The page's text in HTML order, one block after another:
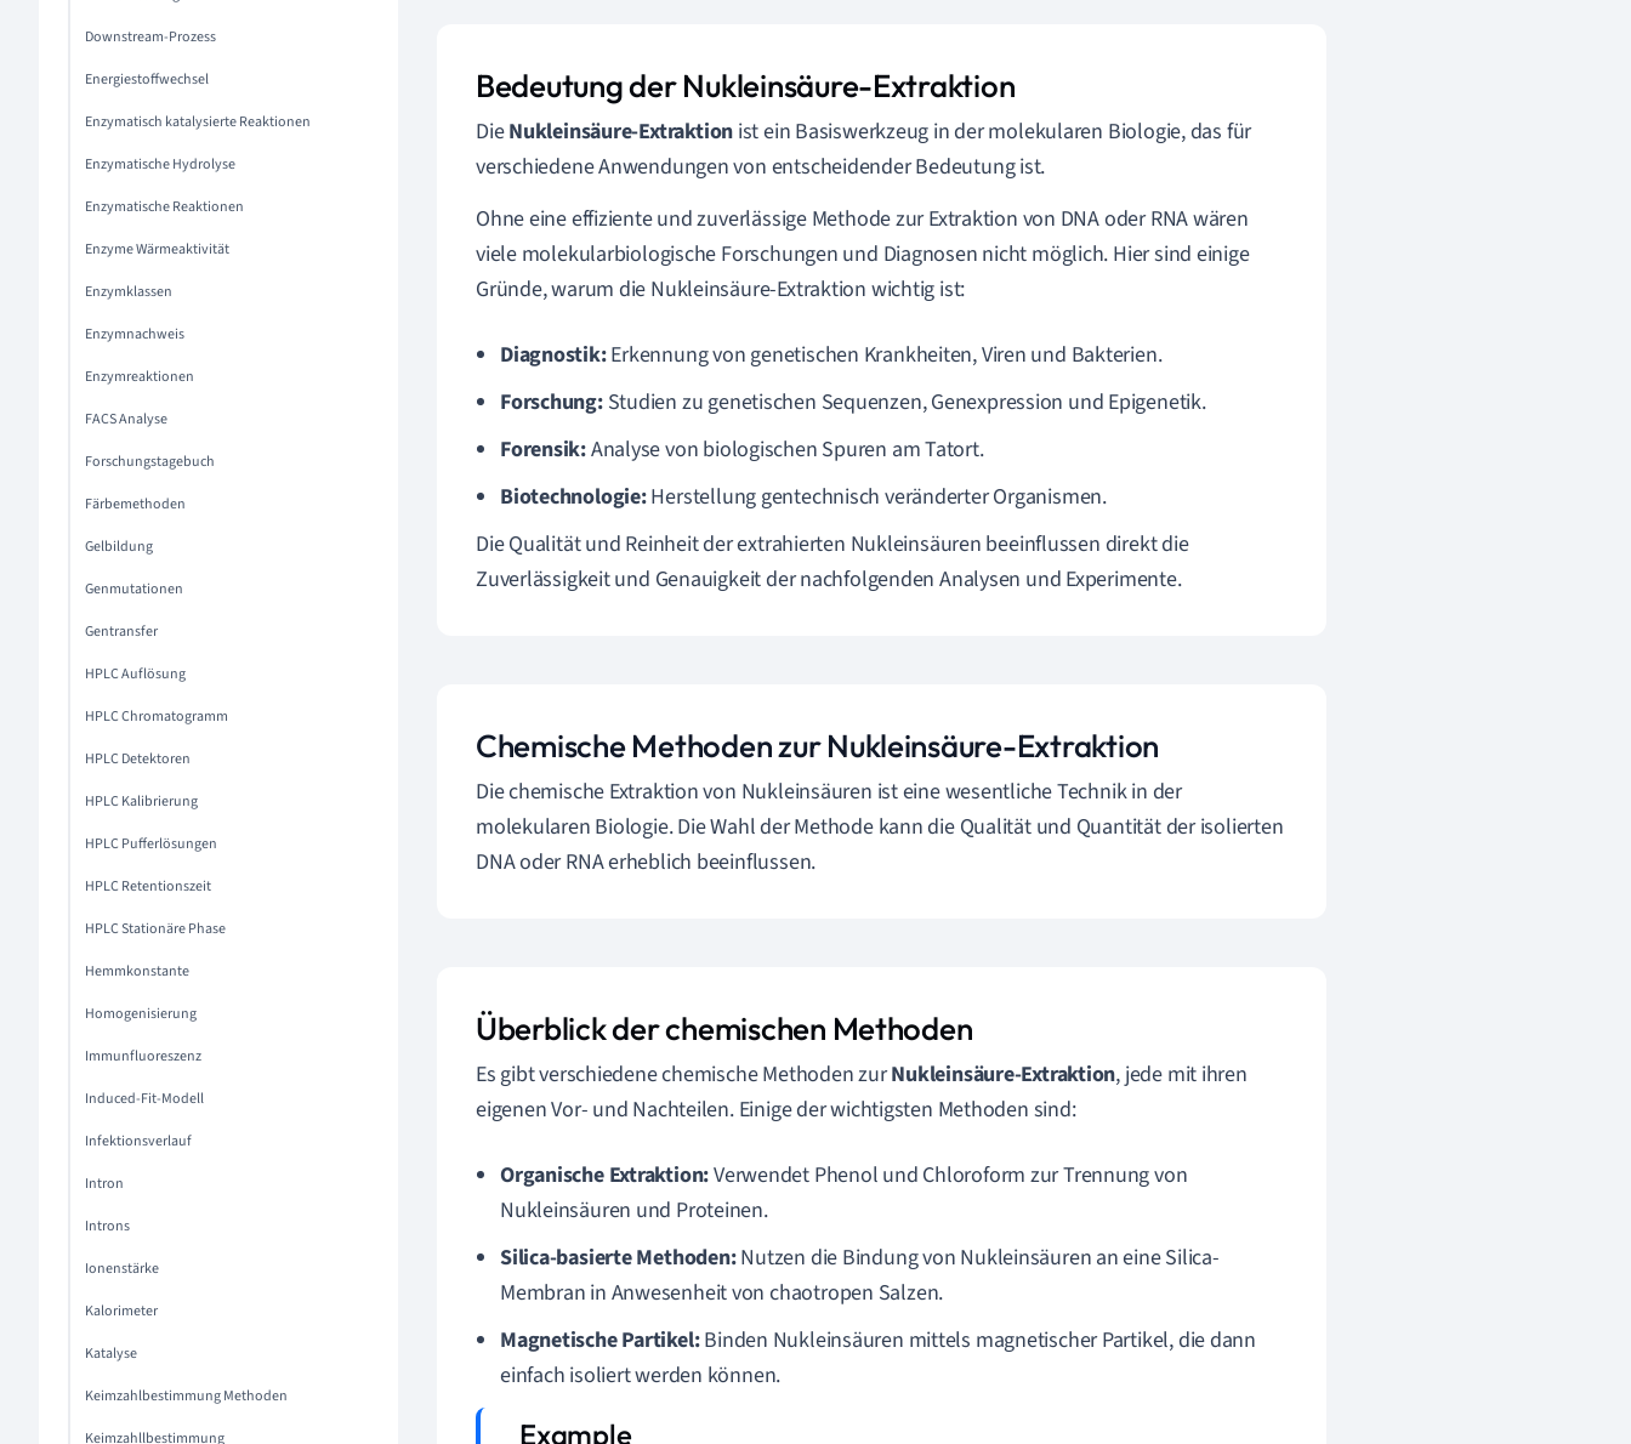
Downstream-Prozess
Energiestoffwechsel
Enzymatisch katalysierte Reaktionen
Enzymatische Hydrolyse
Enzymatische Reaktionen
Enzyme Wärmeaktivität
Enzymklassen
Enzymnachweis
Enzymreaktionen
FACS Analyse
Forschungstagebuch
Färbemethoden
Gelbildung
Genmutationen
Gentransfer
HPLC Auflösung
HPLC Chromatogramm
HPLC Detektoren
HPLC Kalibrierung
HPLC Pufferlösungen
HPLC Retentionszeit
HPLC Stationäre Phase
Hemmkonstante
Homogenisierung
Immunfluoreszenz
Induced-Fit-Modell
Infektionsverlauf
Intron
Introns
Ionenstärke
Kalorimeter
Katalyse
Keimzahlbestimmung Methoden
Keimzahllbestimmung
Bedeutung der Nukleinsäure-Extraktion
DieNukleinsäure-Extraktion ist ein Basiswerkzeug in der molekularen Biologie, das für
verschiedene Anwendungen von entscheidender Bedeutung ist.
Ohne eine effiziente und zuverlässige Methode zur Extraktion von DNA oder RNA wären
viele molekularbiologische Forschungen und Diagnosen nicht möglich. Hier sind einige
Gründe, warum die Nukleinsäure-Extraktion wichtig ist:
Diagnostik:Erkennung von genetischen Krankheiten, Viren und Bakterien.
Forschung:Studien zu genetischen Sequenzen, Genexpression und Epigenetik.
Forensik:Analyse von biologischen Spuren am Tatort.
Biotechnologie:Herstellung gentechnisch veränderter Organismen.
Die Qualität und Reinheit der extrahierten Nukleinsäuren beeinflussen direkt die
Zuverlässigkeit und Genauigkeit der nachfolgenden Analysen und Experimente.
Chemische Methoden zur Nukleinsäure-Extraktion
Die chemische Extraktion von Nukleinsäuren ist eine wesentliche Technik in der
molekularen Biologie. Die Wahl der Methode kann die Qualität und Quantität der isolierten
DNA oder RNA erheblich beeinflussen.
Überblick der chemischen Methoden
Es gibt verschiedene chemische Methoden zurNukleinsäure-Extraktion, jede mit ihren
eigenen Vor- und Nachteilen. Einige der wichtigsten Methoden sind:
Organische Extraktion:Verwendet Phenol und Chloroform zur Trennung von
Nukleinsäuren und Proteinen.
Silica-basierte Methoden:Nutzen die Bindung von Nukleinsäuren an eine Silica-
Membran in Anwesenheit von chaotropen Salzen.
Magnetische Partikel:Binden Nukleinsäuren mittels magnetischer Partikel, die dann
einfach isoliert werden können.